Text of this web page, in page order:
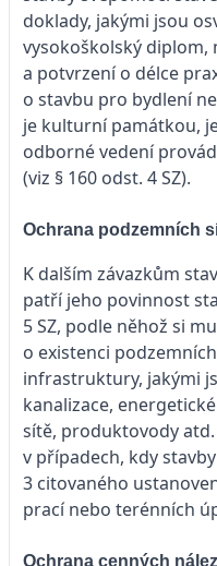
doklady, jakými jsou
vysokoškolský diplom,
a potvrzení o délce
o stavbu pro bydlení
je kulturní památkou,
odborné vedení
(viz § 160 odst. 4 SZ).
Ochrana podzemních
K dalším závazkům
patří jeho povinnost
5 SZ, podle něhož si
o existenci
infrastruktury, jakými
kanalizace,
sítě, produktovody
v případech, kdy
3 citovaného
prací nebo terénních
Ochrana cenných